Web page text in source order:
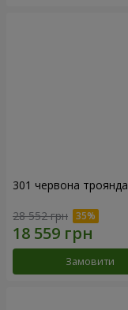
301 червона троянда
28 552 грн
Замовити